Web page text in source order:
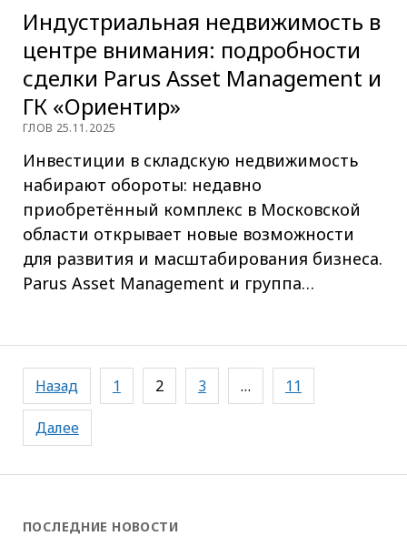
ПОСЛЕДНИЕ НОВОСТИ
Индустриальная недвижимость в
центре внимания: подробности
сделки Parus Asset Management и
ГК «Ориентир»
ГЛОВ 25.11.2025
Инвестиции в складскую недвижимость
набирают обороты: недавно
приобретённый комплекс в Московской
области открывает новые возможности
для развития и масштабирования бизнеса.
Parus Asset Management и группа…
Навигация
по
записям
Назад 1 2 3 … 11
Далее